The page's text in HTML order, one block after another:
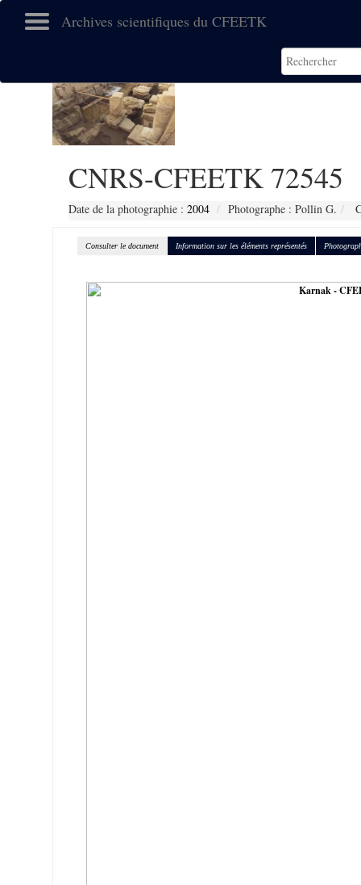
Archives scientifiques du CFEETK
CNRS-CFEETK 72545
Date de la photographie : 2004 Photographe : Pollin G.
Consulter le document Information sur les éléments représentés